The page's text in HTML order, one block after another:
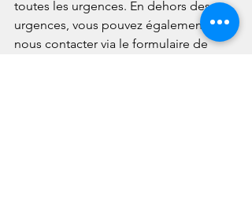
toutes les urgences. En dehors des
urgences, vous pouvez également
nous contacter via le formulaire de